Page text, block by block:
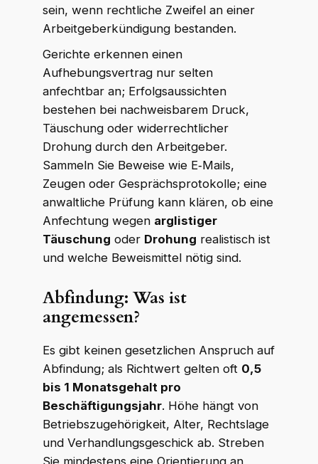
sein, wenn rechtliche Zweifel an einer
Arbeitgeberkündigung bestanden.
Gerichte erkennen einen
Aufhebungsvertrag nur selten
anfechtbar an; Erfolgsaussichten
bestehen bei nachweisbarem Druck,
Täuschung oder widerrechtlicher
Drohung durch den Arbeitgeber.
Sammeln Sie Beweise wie E‑Mails,
Zeugen oder Gesprächsprotokolle; eine
anwaltliche Prüfung kann klären, ob eine
Anfechtung wegen arglistiger
Täuschung oder Drohung realistisch ist
und welche Beweismittel nötig sind.
Abfindung: Was ist
angemessen?
Es gibt keinen gesetzlichen Anspruch auf
Abfindung; als Richtwert gelten oft 0,5
bis 1 Monatsgehalt pro
Beschäftigungsjahr. Höhe hängt von
Betriebszugehörigkeit, Alter, Rechtslage
und Verhandlungsgeschick ab. Streben